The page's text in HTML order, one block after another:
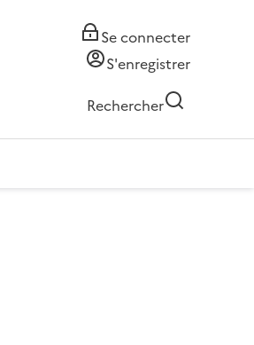
Se connecter
S'enregistrer
Rechercher